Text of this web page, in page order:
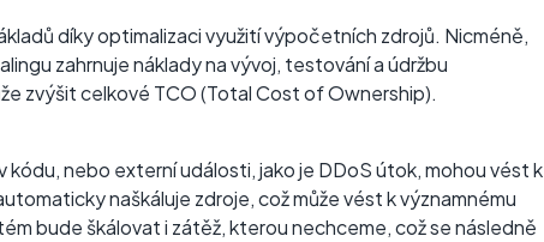
díky optimalizaci využití výpočetních zdrojů. Nicméně,
zahrnuje náklady na vývoj, testování a údržbu
zvýšit celkové TCO (Total Cost of Ownership).
kódu, nebo externí události, jako je DDoS útok, mohou vést k
naškáluje zdroje, což může vést k významnému
bude škálovat i zátěž, kterou nechceme, což se následně